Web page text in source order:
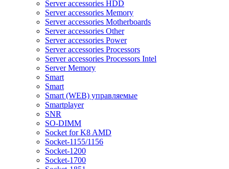
Server accessories HDD
Server accessories Memory
Server accessories Motherboards
Server accessories Other
Server accessories Power
Server accessories Processors
Server accessories Processors Intel
Server Memory
Smart
Smart
Smart (WEB) управляемые
Smartplayer
SNR
SO-DIMM
Socket for K8 AMD
Socket-1155/1156
Socket-1200
Socket-1700